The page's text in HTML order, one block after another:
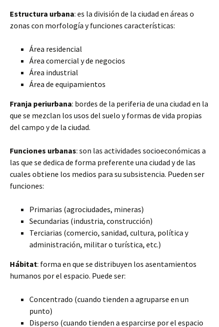
Estructura urbana: es la división de la ciudad en áreas o
zonas con morfología y funciones características:
Área residencial
Área comercial y de negocios
Área industrial
Área de equipamientos
Franja periurbana: bordes de la periferia de una ciudad en la
que se mezclan los usos del suelo y formas de vida propias
del campo y de la ciudad.
Funciones urbanas: son las actividades socioeconómicas a
las que se dedica de forma preferente una ciudad y de las
cuales obtiene los medios para su subsistencia. Pueden ser
funciones:
Primarias (agrociudades, mineras)
Secundarias (industria, construcción)
Terciarias (comercio, sanidad, cultura, política y
administración, militar o turística, etc.)
Hábitat: forma en que se distribuyen los asentamientos
humanos por el espacio. Puede ser:
Concentrado (cuando tienden a agruparse en un
punto)
Disperso (cuando tienden a esparcirse por el espacio